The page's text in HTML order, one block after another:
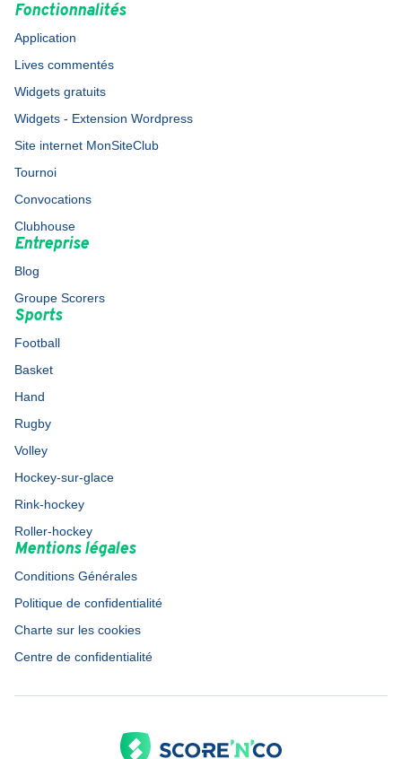
Fonctionnalités
Application
Lives commentés
Widgets gratuits
Widgets - Extension Wordpress
Site internet MonSiteClub
Tournoi
Convocations
Clubhouse
Entreprise
Blog
Groupe Scorers
Sports
Football
Basket
Hand
Rugby
Volley
Hockey-sur-glace
Rink-hockey
Roller-hockey
Mentions légales
Conditions Générales
Politique de confidentialité
Charte sur les cookies
Centre de confidentialité